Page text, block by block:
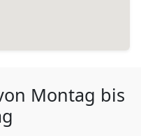
Montag bis